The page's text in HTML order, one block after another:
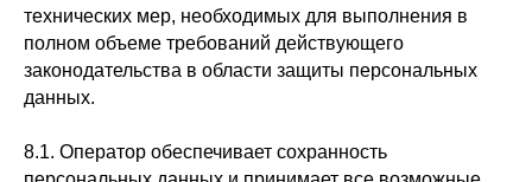
технических мер, необходимых для выполнения в
полном объеме требований действующего
законодательства в области защиты персональных
данных.
8.1. Оператор обеспечивает сохранность